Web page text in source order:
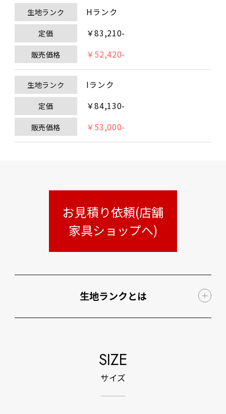
生地ランク Hランク
定価 ￥83,210-
販売価格 ￥52,420-
生地ランク Iランク
定価 ￥84,130-
販売価格 ￥53,000-
お見積り依頼(店舗
家具ショップへ)
生地ランクとは
SIZE
サイズ